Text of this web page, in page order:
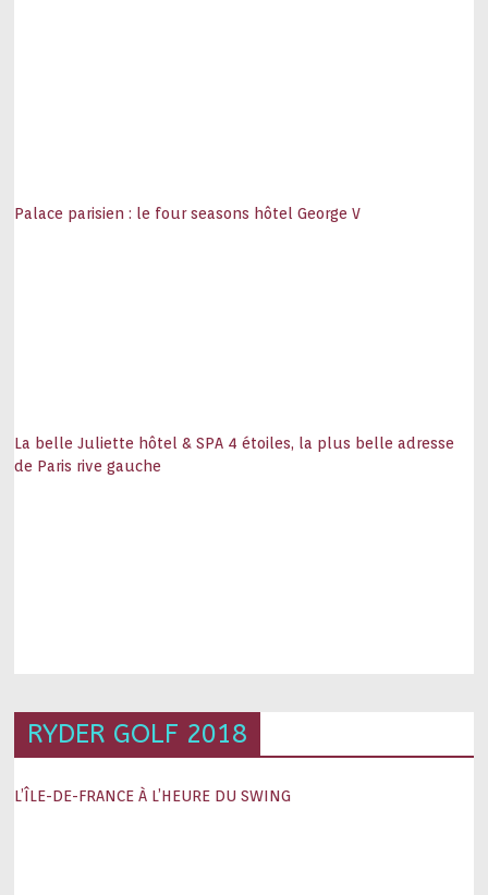
Palace parisien : le four seasons hôtel George V
La belle Juliette hôtel & SPA 4 étoiles, la plus belle adresse
de Paris rive gauche
RYDER GOLF 2018
L’ÎLE-DE-FRANCE À L’HEURE DU SWING